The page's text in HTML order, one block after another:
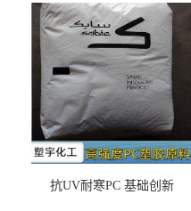
之忧
抗UV耐寒PC 基础创新